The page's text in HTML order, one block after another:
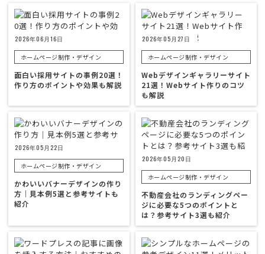
2026年06月16日
ホームページ制作・デザイン
面白い採用サイトの事例20選！
作り方のポイントや効果も解説
2026年05月27日
ホームページ制作・デザイン
Webデザインギャラリーサイト
21選！Webサイト作りのコツ
も解説
2026年05月22日
ホームページ制作・デザイン
かわいいバナーデザインの作り
方｜見本例5選と参考サイトも
紹介
2026年05月20日
ホームページ制作・デザイン
不動産会社のランディングペー
ジに必要な5つのポイントと
は？参考サイト3選も紹介